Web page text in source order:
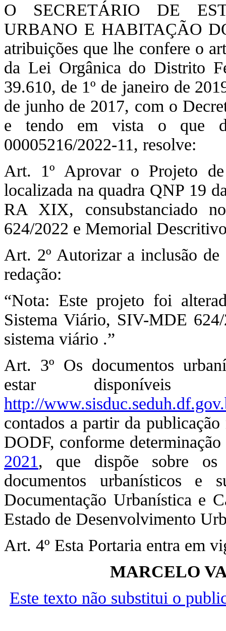
O SECRETÁRIO DE
URBANO E HABITAÇÃO
atribuições que lhe confere o
da Lei Orgânica do Distrito
39.610, de 1º de janeiro de
de junho de 2017, com o
e tendo em vista o que
00005216/2022-11, resolve:
Art. 1º Aprovar o Projeto
localizada na quadra QNP 19
RA XIX, consubstanciado
624/2022 e Memorial
Art. 2º Autorizar a inclusão
redação:
“Nota: Este projeto foi
Sistema Viário, SIV-MDE
sistema viário .”
Art. 3º Os documentos
estar disponíveis
http://
contados a partir da
DODF, conforme
2021, que dispõe sobre os
documentos urbanísticos e
Documentação Urbanística e
Estado de Desenvolvimento
Art. 4º Esta Portaria entra em
MARCELO
Este texto não substitui o